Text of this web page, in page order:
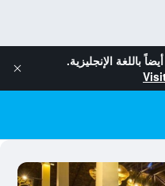
باللغة الإنجليزية.